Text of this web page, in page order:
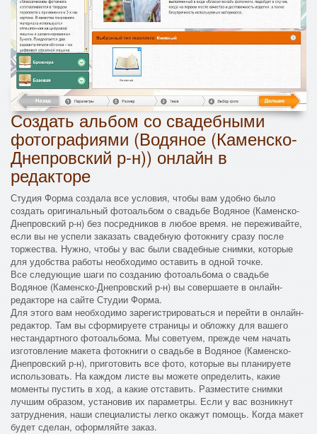
Создать альбом со свадебными
фотографиями (Водяное (Каменско-
Днепровский р-н)) онлайн в
редакторе
Студия Форма создала все условия, чтобы вам удобно было
создать оригинальный фотоальбом о свадьбе Водяное (Каменско-
Днепровский р-н) без посредников в любое время. не переживайте,
если вы не успели заказать свадебную фотокнигу сразу после
торжества. Нужно, чтобы у вас были свадебные снимки, которые
для удобства работы необходимо оставить в одной точке.
Все следующие шаги по созданию фотоальбома о свадьбе
Водяное (Каменско-Днепровский р-н) вы совершаете в онлайн-
редакторе на сайте Студии Форма.
Для этого вам необходимо зарегистрироваться и перейти в онлайн-
редактор. Там вы сформируете страницы и обложку для вашего
нестандартного фотоальбома. Мы советуем, прежде чем начать
изготовление макета фотокниги о свадьбе в Водяное (Каменско-
Днепровский р-н), приготовить все фото, которые вы планируете
использовать. На каждом листе вы можете определить, какие
моменты пустить в ход, а какие отставить. Разместите снимки
лучшим образом, установив их параметры. Если у вас возникнут
затруднения, наши специалисты легко окажут помощь. Когда макет
будет сделан, оформляйте заказ.